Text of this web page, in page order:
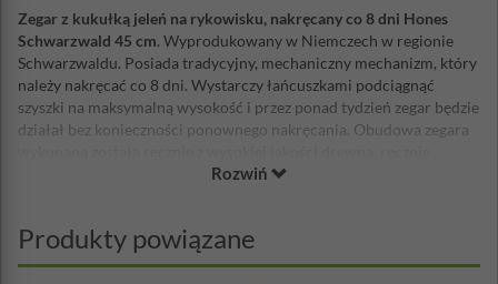
Zegar z kukułką jeleń na rykowisku, nakręcany co 8 dni Hones
Schwarzwald 45 cm. Wyprodukowany w Niemczech w regionie
Schwarzwaldu. Posiada tradycyjny, mechaniczny mechanizm, który
należy nakręcać co 8 dni. Wystarczy łańcuszkami podciągnąć
szyszki na maksymalną wysokość i przez ponad tydzień zegar będzie
działał bez konieczności ponownego nakręcania. Obudowa zegara
zdobiona oraz malowana. Kukanie odbywa się co pół godziny, o
Wysokość: 45 cm (bez szyszek)
Mechanizm: 8-dniowy(należy naciągnąć szyszki co 8 dni)
Rozwiń
Produkty powiązane